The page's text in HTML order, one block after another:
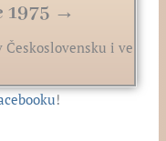
1975 →
Československu i ve
!